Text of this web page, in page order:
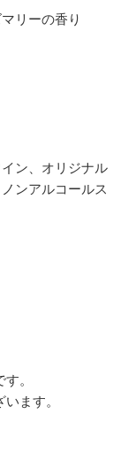
リーの香り
ン、オリジナル
ンアルコールス
。
ます。